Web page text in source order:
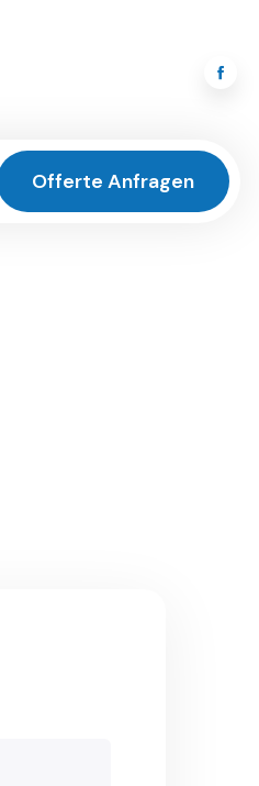

Offerte Anfragen
Offerte Anfragen